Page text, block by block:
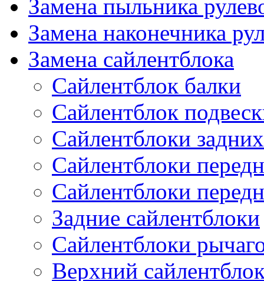
Замена пыльника
Замена наконечника
Замена сайлентблока
Сайлентблок балки
Сайлентблок
Сайлентблоки
Сайлентблоки
Сайлентблоки
Задние сайлентблоки
Сайлентблоки
Верхний